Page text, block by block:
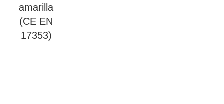
amarilla
(CE EN
17353)